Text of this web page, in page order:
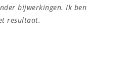
bijwerkingen. Ik ben
resultaat.